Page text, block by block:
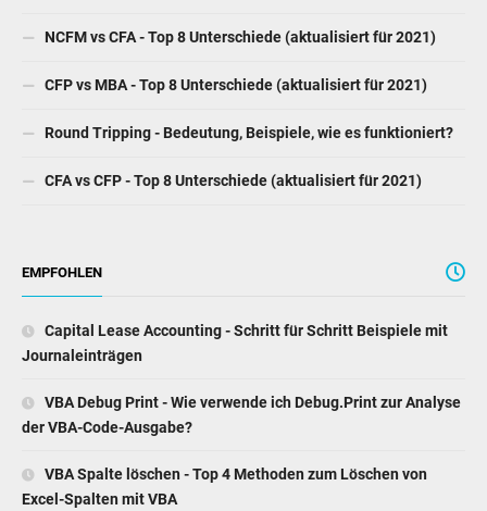
NCFM vs CFA - Top 8 Unterschiede (aktualisiert für 2021)
CFP vs MBA - Top 8 Unterschiede (aktualisiert für 2021)
Round Tripping - Bedeutung, Beispiele, wie es funktioniert?
CFA vs CFP - Top 8 Unterschiede (aktualisiert für 2021)
EMPFOHLEN
Capital Lease Accounting - Schritt für Schritt Beispiele mit
Journaleinträgen
VBA Debug Print - Wie verwende ich Debug.Print zur Analyse
der VBA-Code-Ausgabe?
VBA Spalte löschen - Top 4 Methoden zum Löschen von
Excel-Spalten mit VBA